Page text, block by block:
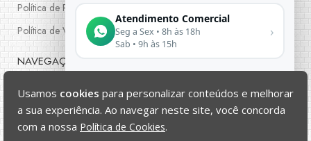
Política de Privacidade
Política de Venda
NAVEGAÇÃO
Minha conta
Meus Pedidos
Usamos cookies para personalizar conteúdos e melhorar
a sua experiência. Ao navegar neste site, você concorda
com a nossa Política de Cookies.
Atendimento Comercial
Seg a Sex • 8h às 18h
Sab • 9h às 15h
›